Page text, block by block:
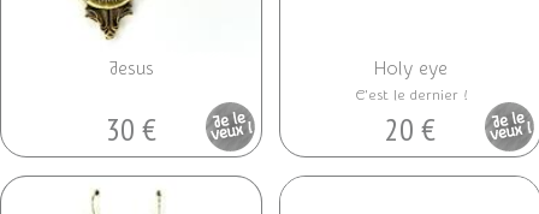
Jesus
30 €
Holy eye
20 €
C'est le dernier !